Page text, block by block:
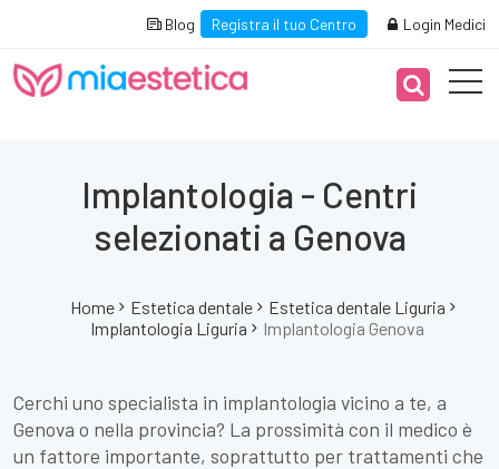
Blog Registra il tuo Centro Login Medici
Implantologia - Centri
selezionati a Genova
Home Estetica dentale
Estetica dentale Liguria
Implantologia Liguria
Implantologia Genova
Cerchi uno specialista in implantologia vicino a te, a
Genova o nella provincia? La prossimità con il medico è
un fattore importante, soprattutto per trattamenti che